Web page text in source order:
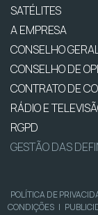
SATÉLITES
A EMPRESA
CONSELHO
CONSELHO DE
CONTRATO DE
RÁDIO E
RGPD
GESTÃO DAS
POLÍTICA DE
CONDIÇÕES |